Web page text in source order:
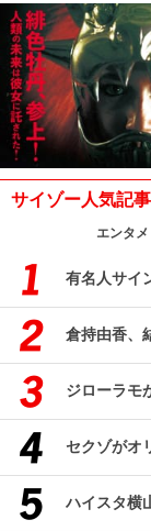
サイゾー人気記
エンタメ
有名人サイ
倉持由香、
ジローラモ
セクゾが
ハイスタ横